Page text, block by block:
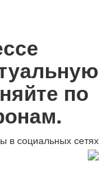
по
в социальных сетях